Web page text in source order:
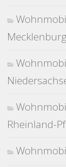
Mecklenburg
Rheinland-